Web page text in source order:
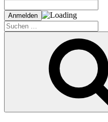
Suche
nach: